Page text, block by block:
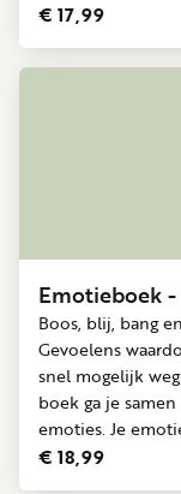
vinden – alles
rake observaties
het is om na
opnieuw te
misschien –
€ 17,99
Emotieboek
Boos, blij, bang
Gevoelens
snel mogelijk
boek ga je
emoties. Je
heb je een leven lang
€ 18,99
Privacy
reglement